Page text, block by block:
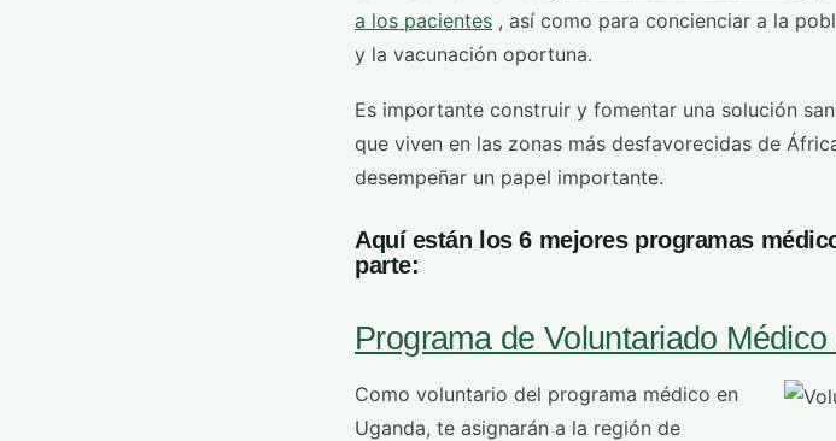
a los pacientes , así como para concienciar a la
y la vacunación oportuna.
Es importante construir y fomentar una solución
que viven en las zonas más desfavorecidas de
desempeñar un papel importante.
Aquí están los 6 mejores programas
parte:
Programa de Voluntariado
Como voluntario del programa médico en
Uganda, te asignarán a la región de